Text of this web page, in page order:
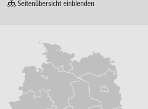
Seitenübersicht einblenden